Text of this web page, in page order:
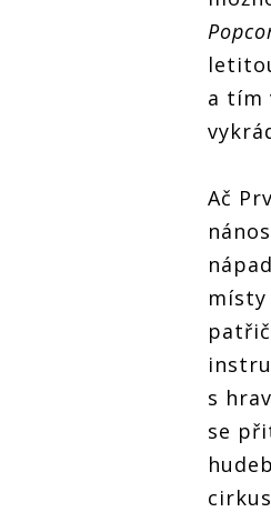
a tím
Ač
místy
s
se